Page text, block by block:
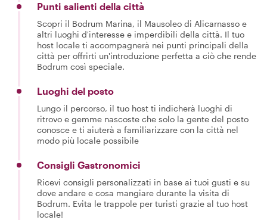
Punti salienti della città
Scopri il Bodrum Marina, il Mausoleo di Alicarnasso e
altri luoghi d'interesse e imperdibili della città. Il tuo
host locale ti accompagnerà nei punti principali della
città per offrirti un'introduzione perfetta a ciò che rende
Bodrum così speciale.
Luoghi del posto
Lungo il percorso, il tuo host ti indicherà luoghi di
ritrovo e gemme nascoste che solo la gente del posto
conosce e ti aiuterà a familiarizzare con la città nel
modo più locale possibile
Consigli Gastronomici
Ricevi consigli personalizzati in base ai tuoi gusti e su
dove andare e cosa mangiare durante la visita di
Bodrum. Evita le trappole per turisti grazie al tuo host
locale!